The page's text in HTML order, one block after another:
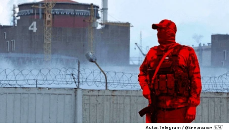
Autor. Telegram / @Енергоатом 🇺🇦